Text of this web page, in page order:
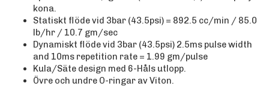
kona.
Statiskt flöde vid 3bar (43.5psi) = 892.5 cc/min / 85.0
lb/hr / 10.7 gm/sec
Dynamiskt flöde vid 3bar (43.5psi) 2.5ms pulse width
and 10ms repetition rate = 1.99 gm/pulse
Kula/Säte design med 6-Håls utlopp.
Övre och undre O-ringar av Viton.